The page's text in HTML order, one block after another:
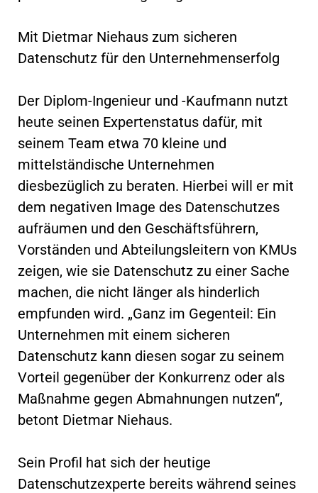
Mit Dietmar Niehaus zum sicheren
Datenschutz für den Unternehmenserfolg
Der Diplom-Ingenieur und -Kaufmann nutzt
heute seinen Expertenstatus dafür, mit
seinem Team etwa 70 kleine und
mittelständische Unternehmen
diesbezüglich zu beraten. Hierbei will er mit
dem negativen Image des Datenschutzes
aufräumen und den Geschäftsführern,
Vorständen und Abteilungsleitern von KMUs
zeigen, wie sie Datenschutz zu einer Sache
machen, die nicht länger als hinderlich
empfunden wird. „Ganz im Gegenteil: Ein
Unternehmen mit einem sicheren
Datenschutz kann diesen sogar zu seinem
Vorteil gegenüber der Konkurrenz oder als
Maßnahme gegen Abmahnungen nutzen“,
betont Dietmar Niehaus.
Sein Profil hat sich der heutige
Datenschutzexperte bereits während seines